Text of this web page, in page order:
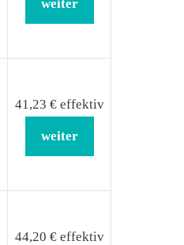
weiter
41,23 € effektiv
weiter
44,20 € effektiv